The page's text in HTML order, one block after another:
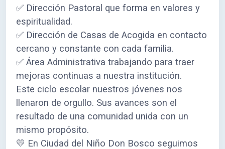
✅ Dirección Pastoral que forma en valores y
espiritualidad.
✅ Dirección de Casas de Acogida en contacto
cercano y constante con cada familia.
✅ Área Administrativa trabajando para traer
mejoras continuas a nuestra institución.
Este ciclo escolar nuestros jóvenes nos
llenaron de orgullo. Sus avances son el
resultado de una comunidad unida con un
mismo propósito.
💛 En Ciudad del Niño Don Bosco seguimos